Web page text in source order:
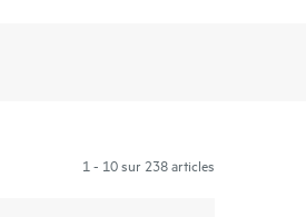
1 - 10 sur 238 articles